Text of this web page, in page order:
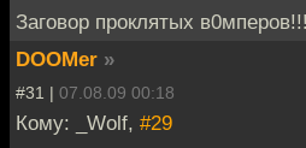
Заговор проклятых в0мперов!!!
DOOMer »
#31 | 07.08.09 00:18
Кому: _Wolf, #29